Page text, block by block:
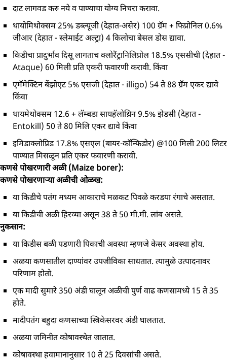
दाट लागवड करु नये व पाण्याचा योग्य निचरा करावा.
थायोमिथोक्सम 25% डब्ल्यूजी (देहात-असेर) 100 ग्रॅम + फिप्रोनिल 0.6%
जीआर (देहात - स्लेमाईट अल्ट्रा) 4 किलोचा बेसल डोस द्यावा.
किडीचा प्रादुर्भाव दिसू लागताच क्लोरैंट्रानिलिप्रोल 18.5% एससीची (देहात -
Ataque) 60 मिली प्रति एकरी फवारणी करावी. किंवा
एमॅमेक्टिन बेंझोएट 5% एसजी (देहात - illigo) 54 ते 88 ग्रॅम एकर द्यावे
किंवा
थायमेथोक्सम 12.6 + लॅम्बडा सायहॅलोथ्रिन 9.5% झेडसी (देहात -
Entokill) 50 ते 80 मिलि एकर द्यावे किंवा
इमिडाक्लोप्रिड 17.8% एसएल (बायर-कॉन्फिडोर) @100 मिली 200 लिटर
पाण्यात मिसळून प्रति एकर फवारणी करावी.
कणसे पोखरणारी अळी (Maize borer):
कणसे पोखरणाऱ्या अळीची ओळख:
या किडीचे पतंग मध्यम आकाराचे मळकट पिवळे करडया रंगाचे असतात.
या किडीची अळी हिरव्या असून 38 ते 50 मी.मी. लांब असते.
नुकसान:
या किडीस बळी पडणारी पिकाची अवस्था म्हणजे केसर अवस्था होय.
अळया कणसातील दाण्यांवर उपजीविका साधतात. त्यामुळे उत्पादनावर
परिणाम होतो.
एक मादी सुमारे 350 अंडी घालून अळीची पुर्ण वाढ कणसामध्ये 15 ते 35
होते.
मादीपतंग बहुदा कणसाच्या स्त्रिकेसरवर अंडी घालतात.
अळया जमिनीत कोषावस्थेत जातात.
कोषावस्था हवामानानुसार 10 ते 25 दिवसांची असते.